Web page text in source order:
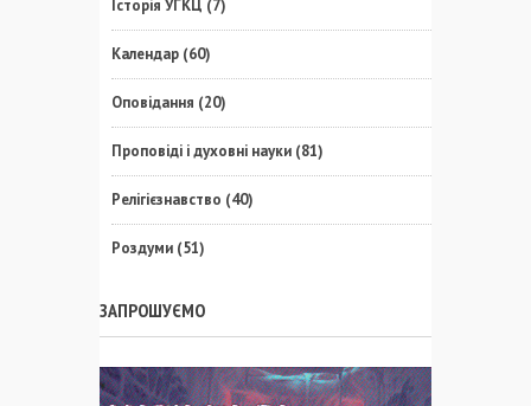
Історія УГКЦ (7)
Календар (60)
Оповідання (20)
Проповіді і духовні науки (81)
Релігієзнавство (40)
Роздуми (51)
ЗАПРОШУЄМО